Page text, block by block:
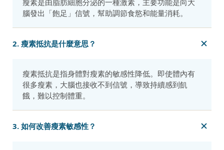
腦發出「飽足」信號，幫助調節食慾和能量消耗。
2. 瘦素抵抗是什麼意思？
瘦素抵抗是指身體對瘦素的敏感性降低。即使體內有
很多瘦素，大腦也接收不到信號，導致持續感到飢
餓，難以控制體重。
3. 如何改善瘦素敏感性？